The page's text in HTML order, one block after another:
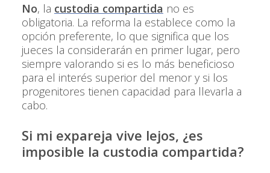
No, la custodia compartida no es
obligatoria. La reforma la establece como la
opción preferente, lo que significa que los
jueces la considerarán en primer lugar, pero
siempre valorando si es lo más beneficioso
para el interés superior del menor y si los
progenitores tienen capacidad para llevarla a
cabo.
Si mi expareja vive lejos, ¿es
imposible la custodia compartida?